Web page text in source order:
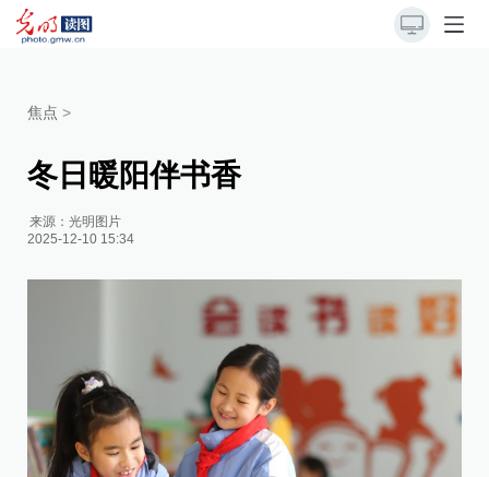
焦点 >
冬日暖阳伴书香
来源：光明图片
2025-12-10 15:34